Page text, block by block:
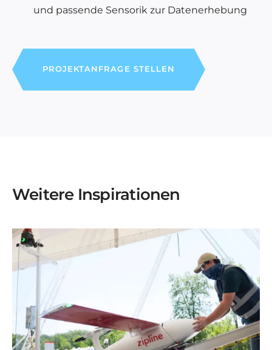
und passende Sensorik zur Datenerhebung
PROJEKTANFRAGE STELLEN
Weitere Inspirationen